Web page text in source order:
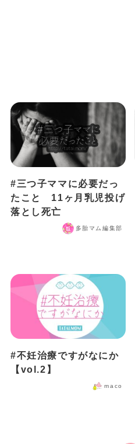
#三つ子ママに必要だっ
たこと 11ヶ月乳児投げ
落とし死亡
多胎マム編集部
#不妊治療ですがなにか
【vol.2】
maco